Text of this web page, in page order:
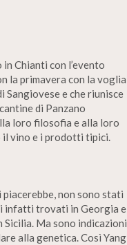
Chianti con l’evento
la primavera con la voglia
e che riunisce
di Panzano
loro filosofia e alla loro
il vino e i prodotti tipici.
piacerebbe, non sono stati
infatti trovati in Georgia e
Sicilia. Ma sono indicazioni
alla genetica. Così Yang